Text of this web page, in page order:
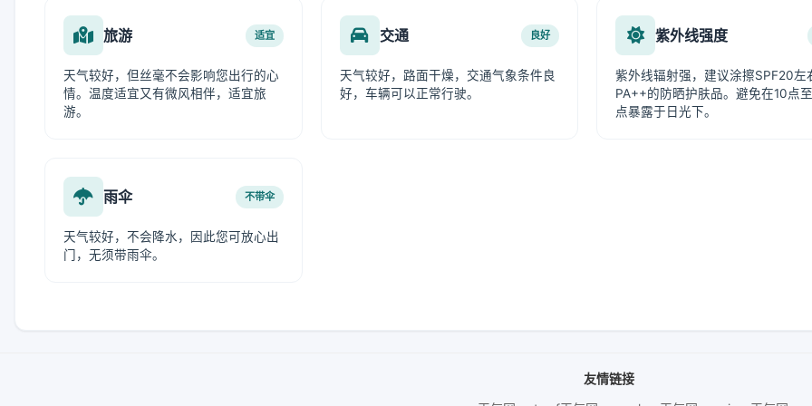
旅游 适宜
天气较好，但丝毫不会影响您出行的心
情。温度适宜又有微风相伴，适宜旅
游。
交通 良好
天气较好，路面干燥，交通气象条件良
好，车辆可以正常行驶。
紫外线强度
紫外线辐射强，建议涂擦SPF20左
PA++的防晒护肤品。避免在10点
点暴露于日光下。
雨伞 不带伞
天气较好，不会降水，因此您可放心出
门，无须带雨伞。
友情链接